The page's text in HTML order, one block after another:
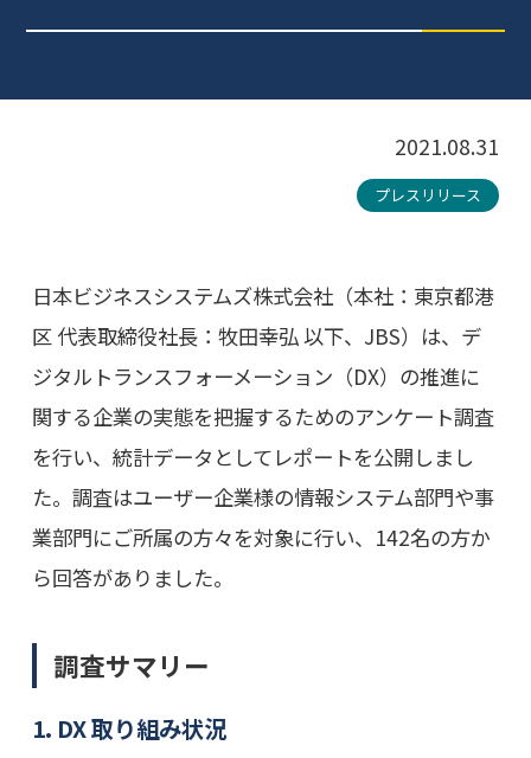
2021.08.31
プレスリリース
日本ビジネスシステムズ株式会社（本社：東京都港
区 代表取締役社長：牧田幸弘 以下、JBS）は、デ
ジタルトランスフォーメーション（DX）の推進に
関する企業の実態を把握するためのアンケート調査
を行い、統計データとしてレポートを公開しまし
た。調査はユーザー企業様の情報システム部門や事
業部門にご所属の方々を対象に行い、142名の方か
ら回答がありました。
調査サマリー
1. DX 取り組み状況